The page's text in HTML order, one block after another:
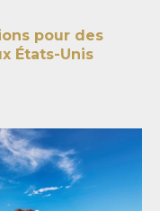
pour des
États-Unis